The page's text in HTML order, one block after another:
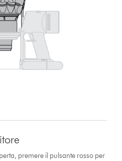
premere il pulsante rosso per